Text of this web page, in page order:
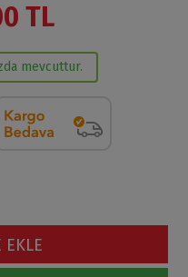
TL
mevcuttur.
EKLE